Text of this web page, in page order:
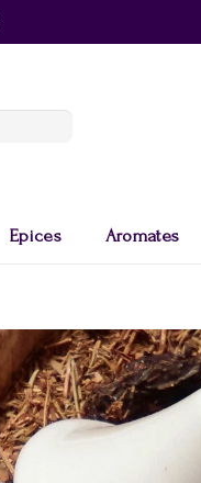
Epices Aromates